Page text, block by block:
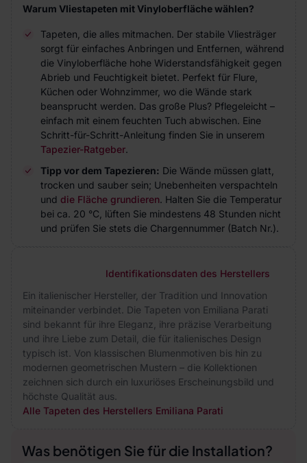
Warum Vliestapeten mit Vinyloberfläche wählen?
Tapeten, die alles mitmachen. Der stabile Vliesträger
sorgt für einfaches Anbringen und Entfernen, während
die Vinyloberfläche hohe Widerstandsfähigkeit gegen
Abrieb und Feuchtigkeit bietet. Perfekt für Flure,
Küchen oder Wohnzimmer, wo die Wände stark
beansprucht werden. Das große Plus? Pflegeleicht –
einfach mit einem feuchten Tuch abwischen. Eine
Schritt-für-Schritt-Anleitung finden Sie in unserem
Tapezier-Ratgeber.
Tipp vor dem Tapezieren: Die Wände müssen glatt,
trocken und sauber sein; Unebenheiten verspachteln
und die Fläche grundieren. Halten Sie die Temperatur
bei ca. 20 °C, lüften Sie mindestens 48 Stunden nicht
und prüfen Sie stets die Chargennummer (Batch Nr.).
Identifikationsdaten des Herstellers
Ein italienischer Hersteller, der Tradition und Innovation
miteinander verbindet. Die Tapeten von Emiliana Parati
sind bekannt für ihre Eleganz, ihre präzise Verarbeitung
und ihre Liebe zum Detail, die für italienisches Design
typisch ist. Von klassischen Blumenmotiven bis hin zu
modernen geometrischen Mustern – die Kollektionen
zeichnen sich durch ein luxuriöses Erscheinungsbild und
höchste Qualität aus.
Alle Tapeten des Herstellers Emiliana Parati
Was benötigen Sie für die Installation?